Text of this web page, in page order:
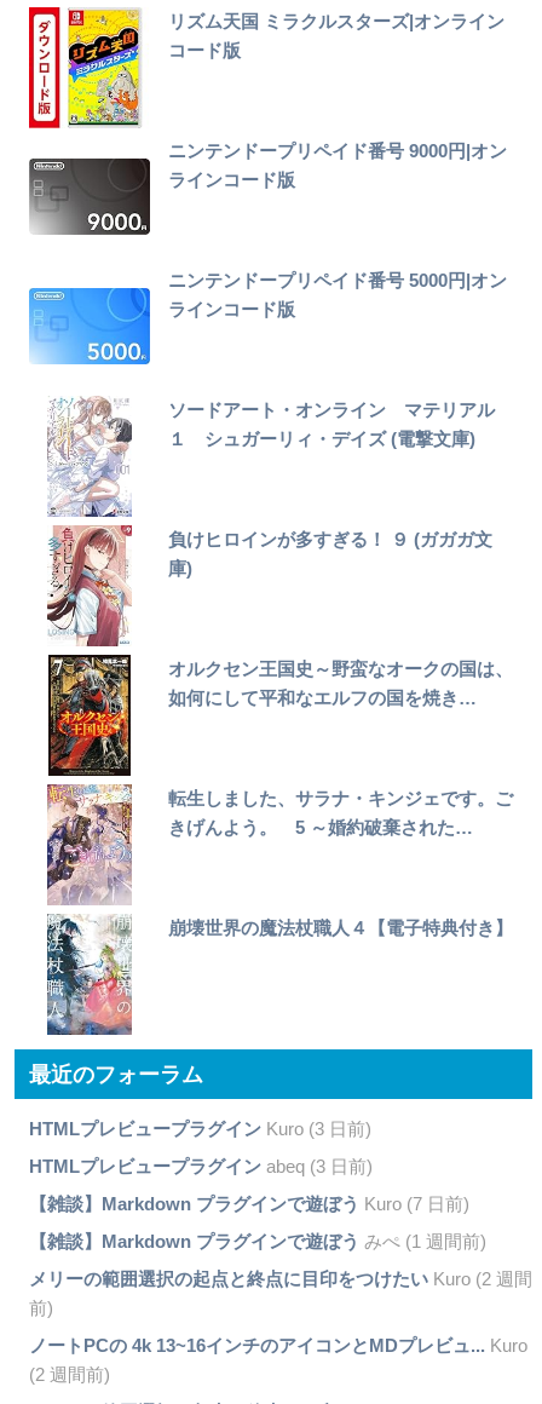
リズム天国 ミラクルスターズ|オンライン
コード版
ニンテンドープリペイド番号 9000円|オン
ラインコード版
ニンテンドープリペイド番号 5000円|オン
ラインコード版
ソードアート・オンライン マテリアル
１ シュガーリィ・デイズ (電撃文庫)
負けヒロインが多すぎる！ ９ (ガガガ文
庫)
オルクセン王国史～野蛮なオークの国は、
如何にして平和なエルフの国を焼き…
転生しました、サラナ・キンジェです。ご
きげんよう。 5 ～婚約破棄された…
崩壊世界の魔法杖職人４【電子特典付き】
最近のフォーラム
HTMLプレビュープラグインKuro (3 日前)
HTMLプレビュープラグインabeq (3 日前)
【雑談】Markdown プラグインで遊ぼう Kuro (7 日前)
【雑談】Markdown プラグインで遊ぼう みぺ (1 週間前)
メリーの範囲選択の起点と終点に目印をつけたいKuro (2 週間
前)
ノートPCの 4k 13~16インチのアイコンとMDプレビュ... Kuro
(2 週間前)